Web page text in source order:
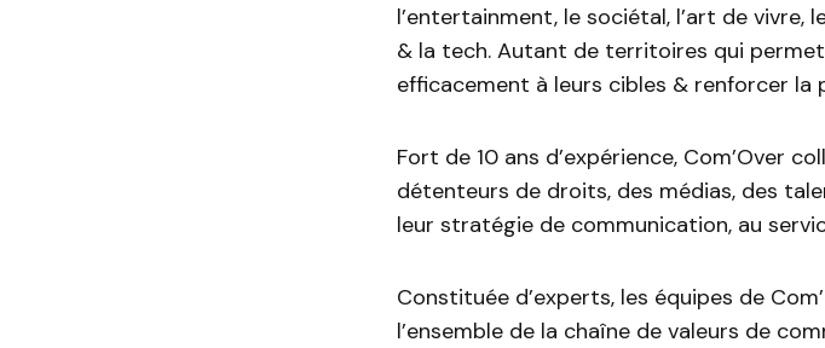
l’entertainment, le sociétal, l’art de vivre,
& la tech. Autant de territoires qui
efficacement à leurs cibles & renforcer la
Fort de 10 ans d’expérience, Com’Over
détenteurs de droits, des médias, des
leur stratégie de communication, au
Constituée d’experts, les équipes de
l’ensemble de la chaîne de valeurs de